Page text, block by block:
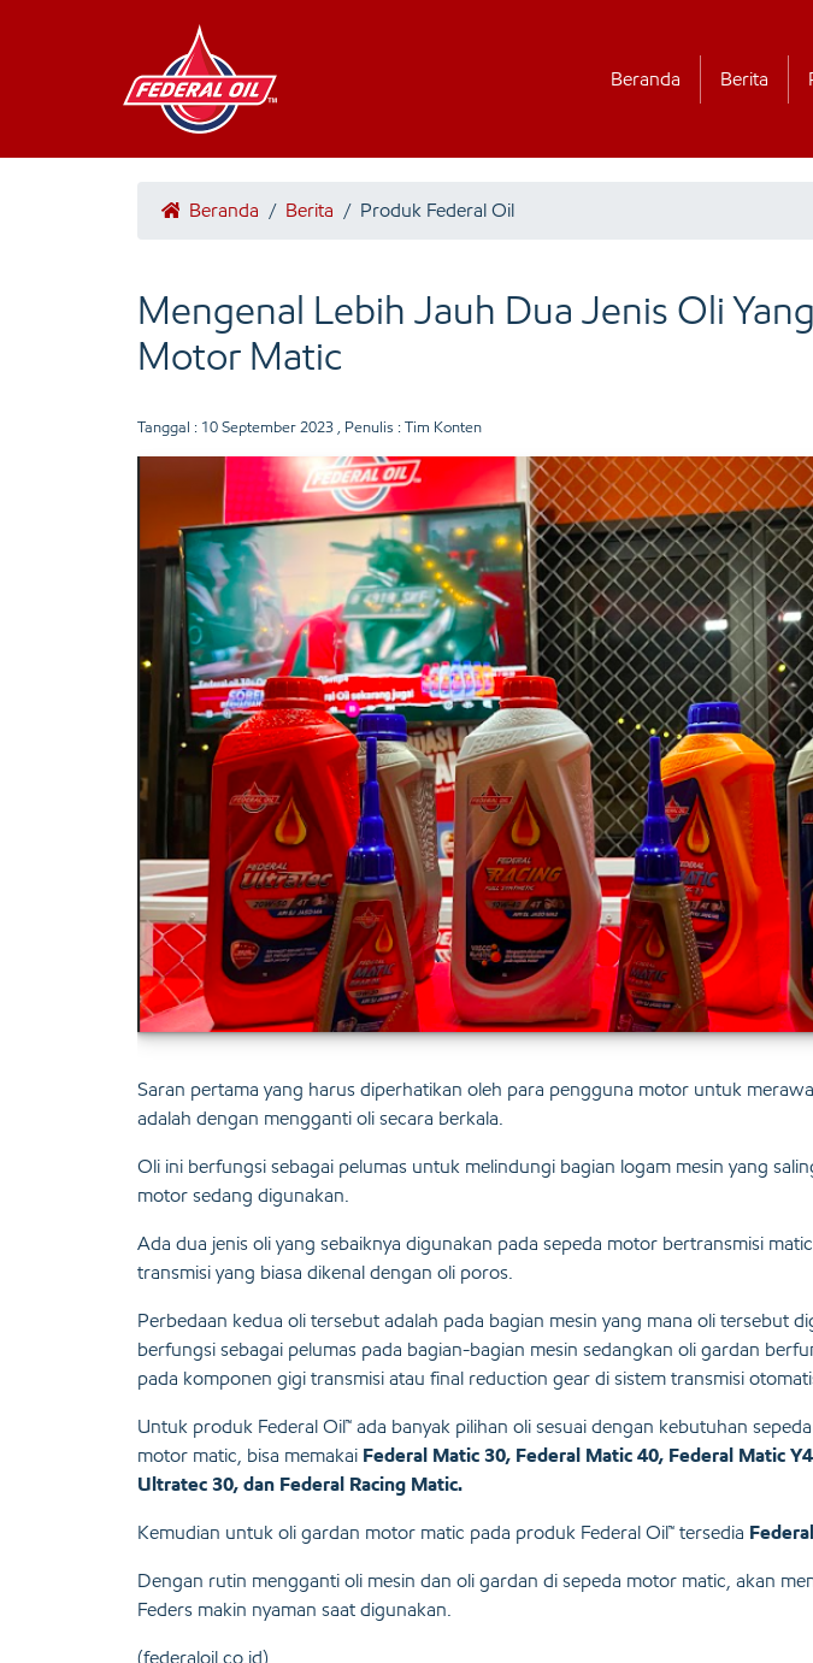
Beranda Berita
Beranda / Berita / Produk Federal Oil
Mengenal Lebih Jauh Dua Jenis Oli
Motor Matic
Tanggal : 10 September 2023 , Penulis : Tim Konten
Saran pertama yang harus diperhatikan oleh para pengguna motor untuk
adalah dengan mengganti oli secara berkala.
Oli ini berfungsi sebagai pelumas untuk melindungi bagian logam mesin yang
motor sedang digunakan.
Ada dua jenis oli yang sebaiknya digunakan pada sepeda motor bertransmisi
transmisi yang biasa dikenal dengan oli poros.
Perbedaan kedua oli tersebut adalah pada bagian mesin yang mana oli tersebut
berfungsi sebagai pelumas pada bagian-bagian mesin sedangkan oli gardan
pada komponen gigi transmisi atau final reduction gear di sistem transmisi
Untuk produk Federal Oil™ ada banyak pilihan oli sesuai dengan kebutuhan
motor matic, bisa memakai Federal Matic 30, Federal Matic 40, Federal Matic
Ultratec 30, dan Federal Racing Matic.
Kemudian untuk oli gardan motor matic pada produk Federal Oil™ tersedia
Dengan rutin mengganti oli mesin dan oli gardan di sepeda motor matic, akan
Feders makin nyaman saat digunakan.
(federaloil.co.id)